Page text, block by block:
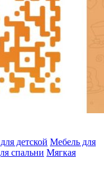
детской Мебель для
спальни Мягкая